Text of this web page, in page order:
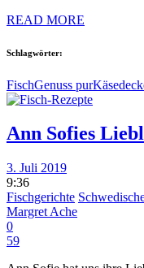
READ MORE
Schlagwörter:
FischGenuss pur
Ann Sofies
3. Juli 2019
9:36
Fischgerichte
Margret Ache
0
59